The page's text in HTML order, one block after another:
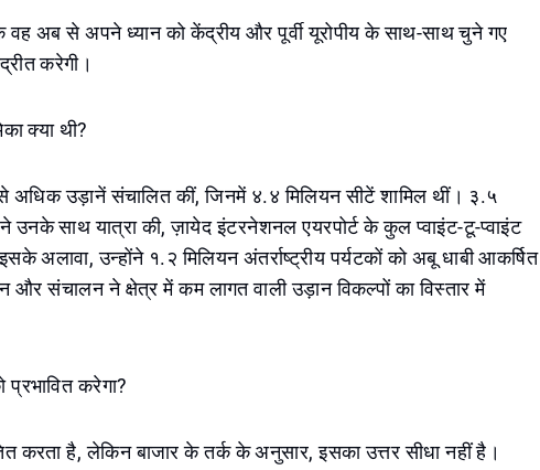
वह अब से अपने ध्यान को केंद्रीय और पूर्वी यूरोपीय के साथ-साथ चुने गए
करेगी।
क्या थी?
अधिक उड़ानें संचालित कीं, जिनमें ४.४ मिलियन सीटें शामिल थीं। ३.५
उनके साथ यात्रा की, ज़ायेद इंटरनेशनल एयरपोर्ट के कुल प्वाइंट-टू-प्वाइंट
अलावा, उन्होंने १.२ मिलियन अंतर्राष्ट्रीय पर्यटकों को अबू धाबी आकर्षित
संचालन ने क्षेत्र में कम लागत वाली उड़ान विकल्पों का विस्तार में
प्रभावित करेगा?
करता है, लेकिन बाजार के तर्क के अनुसार, इसका उत्तर सीधा नहीं है।